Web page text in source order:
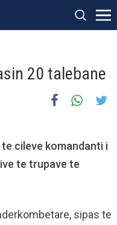
20 talebane
cileve komandanti i
te trupave te
sipas te